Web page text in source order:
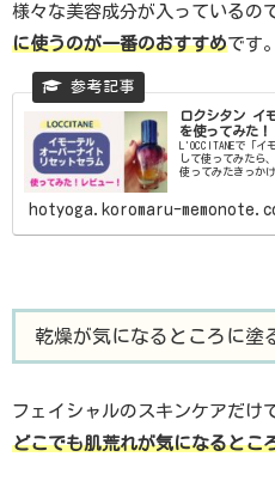
様々な美容成分が入っているの
に使うのが一番のおすすめです。
ロクシタン イ
を使ってみた！
L'OCCITANEで「
して使ってみたら
使ってみたきっか
hotyoga.koromaru-
乾燥が気になるところに塗
フェイシャルのスキンケアだけ
どこでも肌荒れが気になるとこ